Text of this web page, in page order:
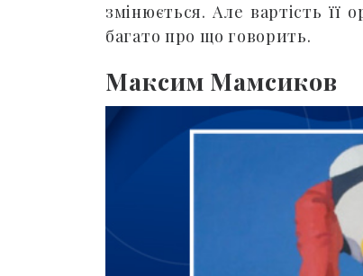
змінюється. Але вартість її
багато про що говорить.
Максим Мамсиков